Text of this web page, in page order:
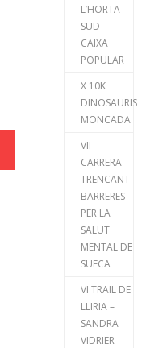
L’HORTA
SUD –
CAIXA
POPULAR
X 10K
DINOSAURIS
MONCADA
VII
CARRERA
TRENCANT
BARRERES
PER LA
SALUT
MENTAL DE
SUECA
VI TRAIL DE
LLIRIA –
SANDRA
VIDRIER